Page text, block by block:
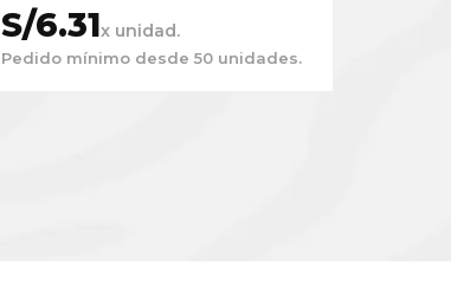
S/6.31x unidad.
Pedido mínimo desde 50 unidades.